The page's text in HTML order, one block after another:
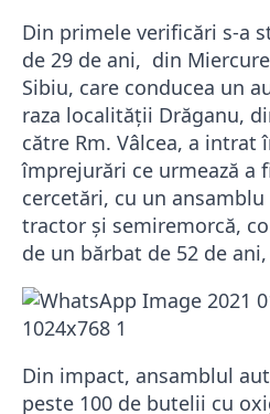
Din primele verificări s-a
de 29 de ani, din
Sibiu, care conducea un
raza localității Drăganu,
către Rm. Vâlcea, a intrat
împrejurări ce urmează a
cercetări, cu un
tractor și semiremorcă,
de un bărbat de 52 de
Din impact, ansamblul
peste 100 de butelii cu